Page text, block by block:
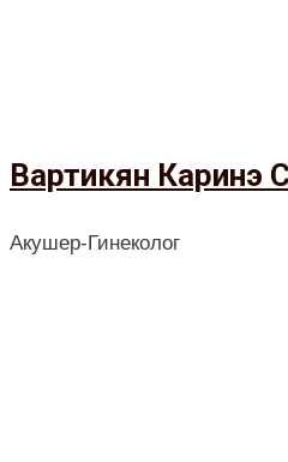
Вартикян Каринэ
Акушер-Гинеколог